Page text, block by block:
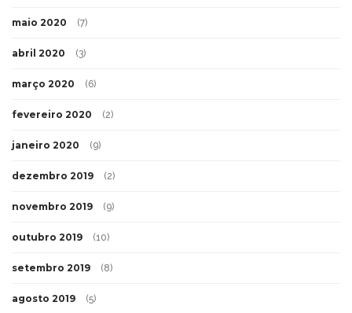
maio 2020 (7)
abril 2020 (3)
março 2020 (6)
fevereiro 2020 (2)
janeiro 2020 (9)
dezembro 2019 (2)
novembro 2019 (9)
outubro 2019 (10)
setembro 2019 (8)
agosto 2019 (5)